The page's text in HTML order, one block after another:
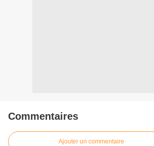
Commentaires
Ajouter un commentaire